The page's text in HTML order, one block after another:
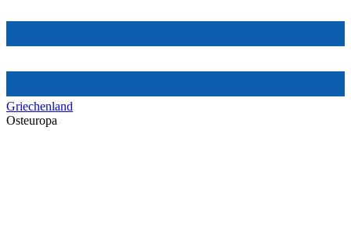
Griechenland
Osteuropa